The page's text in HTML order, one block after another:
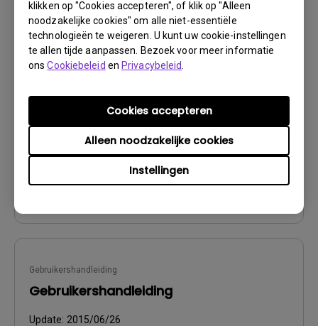
klikken op "Cookies accepteren", of klik op "Alleen
noodzakelijke cookies" om alle niet-essentiële
technologieën te weigeren. U kunt uw cookie-instellingen
te allen tijde aanpassen. Bezoek voor meer informatie
onsCookiebeleid enPrivacybeleid
Instellingen
Alleen noodzakelijke cookies
Cookies accepteren
Gebruikershandleiding
Gebruikershandleiding
Bestandsformaat:6.1 MB
Voorbeeld
Gebruikershandleiding
Gebruikershandleiding
Update: 2015/06/26